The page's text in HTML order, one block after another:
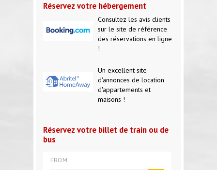
Réservez votre hébergement
Consultez les avis clients
sur le site de référence
des réservations en ligne
!
Un excellent site
d'annonces de location
d'appartements et
maisons !
Réservez votre billet de train ou de
bus